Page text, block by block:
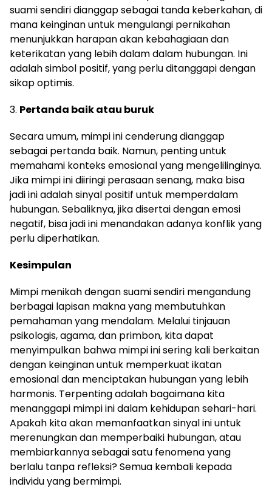
suami sendiri dianggap sebagai tanda keberkahan, di
mana keinginan untuk mengulangi pernikahan
menunjukkan harapan akan kebahagiaan dan
keterikatan yang lebih dalam dalam hubungan. Ini
adalah simbol positif, yang perlu ditanggapi dengan
sikap optimis.
3. Pertanda baik atau buruk
Secara umum, mimpi ini cenderung dianggap
sebagai pertanda baik. Namun, penting untuk
memahami konteks emosional yang mengelilinginya.
Jika mimpi ini diiringi perasaan senang, maka bisa
jadi ini adalah sinyal positif untuk memperdalam
hubungan. Sebaliknya, jika disertai dengan emosi
negatif, bisa jadi ini menandakan adanya konflik yang
perlu diperhatikan.
Kesimpulan
Mimpi menikah dengan suami sendiri mengandung
berbagai lapisan makna yang membutuhkan
pemahaman yang mendalam. Melalui tinjauan
psikologis, agama, dan primbon, kita dapat
menyimpulkan bahwa mimpi ini sering kali berkaitan
dengan keinginan untuk memperkuat ikatan
emosional dan menciptakan hubungan yang lebih
harmonis. Terpenting adalah bagaimana kita
menanggapi mimpi ini dalam kehidupan sehari-hari.
Apakah kita akan memanfaatkan sinyal ini untuk
merenungkan dan memperbaiki hubungan, atau
membiarkannya sebagai satu fenomena yang
berlalu tanpa refleksi? Semua kembali kepada
individu yang bermimpi.